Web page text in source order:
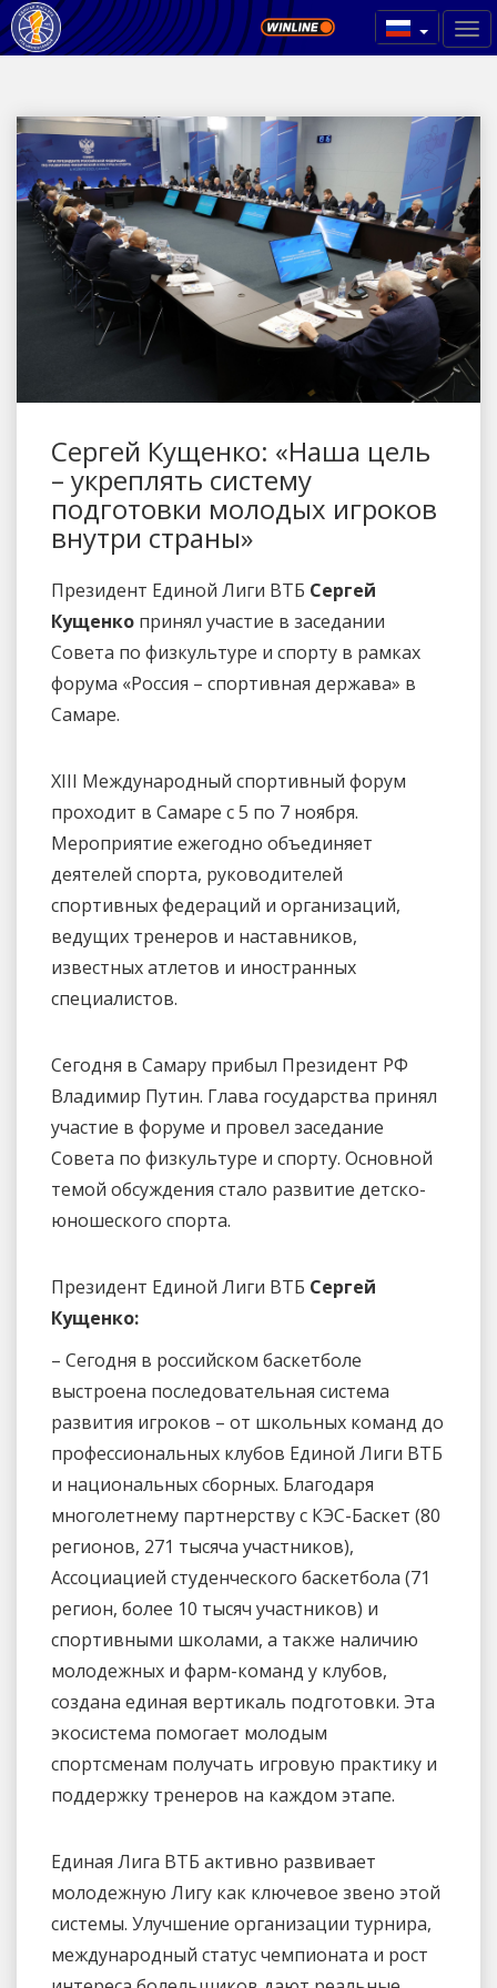
Сергей Кущенко: «Наша цель
– укреплять систему
подготовки молодых игроков
внутри страны»
Президент Единой Лиги ВТБ Сергей
Кущенко принял участие в заседании
Совета по физкультуре и спорту в рамках
форума «Россия – спортивная держава» в
Самаре.
XIII Международный спортивный форум
проходит в Самаре с 5 по 7 ноября.
Мероприятие ежегодно объединяет
деятелей спорта, руководителей
спортивных федераций и организаций,
ведущих тренеров и наставников,
известных атлетов и иностранных
специалистов.
Сегодня в Самару прибыл Президент РФ
Владимир Путин. Глава государства принял
участие в форуме и провел заседание
Совета по физкультуре и спорту. Основной
темой обсуждения стало развитие детско-
юношеского спорта.
Президент Единой Лиги ВТБ Сергей
Кущенко:
– Сегодня в российском баскетболе
выстроена последовательная система
развития игроков – от школьных команд до
профессиональных клубов Единой Лиги ВТБ
и национальных сборных. Благодаря
многолетнему партнерству с КЭС-Баскет (80
регионов, 271 тысяча участников),
Ассоциацией студенческого баскетбола (71
регион, более 10 тысяч участников) и
спортивными школами, а также наличию
молодежных и фарм-команд у клубов,
создана единая вертикаль подготовки. Эта
экосистема помогает молодым
спортсменам получать игровую практику и
поддержку тренеров на каждом этапе.
Единая Лига ВТБ активно развивает
молодежную Лигу как ключевое звено этой
системы. Улучшение организации турнира,
международный статус чемпионата и рост